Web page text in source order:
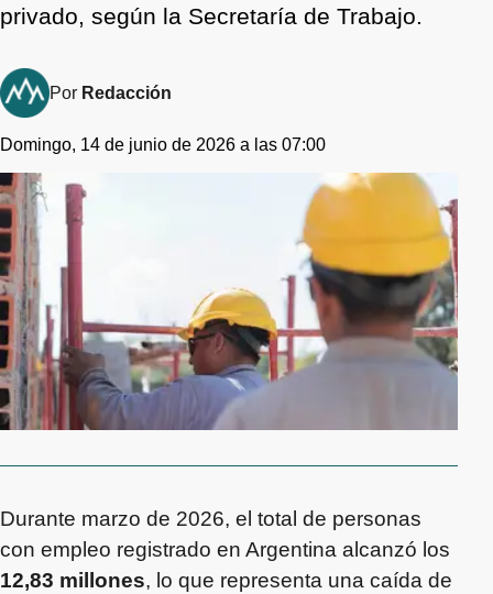
privado, según la Secretaría de Trabajo.
Por Redacción
Domingo, 14 de junio de 2026 a las 07:00
Durante marzo de 2026, el total de personas
con empleo registrado en Argentina alcanzó los
12,83 millones, lo que representa una caída de